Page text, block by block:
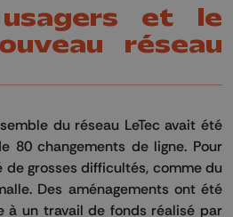
et le
réseau
du réseau LeTec avait été
80 changements de ligne. Pour
grosses difficultés, comme du
Des aménagements ont été
à un travail de fonds réalisé par